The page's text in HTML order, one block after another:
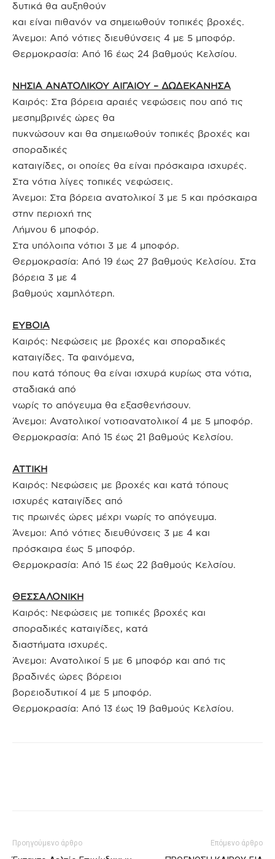
δυτικά θα αυξηθούν
και είναι πιθανόν να σημειωθούν τοπικές βροχές.
Άνεμοι: Από νότιες διευθύνσεις 4 με 5 μποφόρ.
Θερμοκρασία: Από 16 έως 24 βαθμούς Κελσίου.
ΝΗΣΙΑ ΑΝΑΤΟΛΙΚΟΥ ΑΙΓΑΙΟΥ – ΔΩΔΕΚΑΝΗΣΑ
Καιρός: Στα βόρεια αραιές νεφώσεις που από τις
μεσημβρινές ώρες θα
πυκνώσουν και θα σημειωθούν τοπικές βροχές και
σποραδικές
καταιγίδες, οι οποίες θα είναι πρόσκαιρα ισχυρές.
Στα νότια λίγες τοπικές νεφώσεις.
Άνεμοι: Στα βόρεια ανατολικοί 3 με 5 και πρόσκαιρα
στην περιοχή της
Λήμνου 6 μποφόρ.
Στα υπόλοιπα νότιοι 3 με 4 μποφόρ.
Θερμοκρασία: Από 19 έως 27 βαθμούς Κελσίου. Στα
βόρεια 3 με 4
βαθμούς χαμηλότερη.
ΕΥΒΟΙΑ
Καιρός: Νεφώσεις με βροχές και σποραδικές
καταιγίδες. Τα φαινόμενα,
που κατά τόπους θα είναι ισχυρά κυρίως στα νότια,
σταδιακά από
νωρίς το απόγευμα θα εξασθενήσουν.
Άνεμοι: Ανατολικοί νοτιοανατολικοί 4 με 5 μποφόρ.
Θερμοκρασία: Από 15 έως 21 βαθμούς Κελσίου.
ΑΤΤΙΚΗ
Καιρός: Νεφώσεις με βροχές και κατά τόπους
ισχυρές καταιγίδες από
τις πρωινές ώρες μέχρι νωρίς το απόγευμα.
Άνεμοι: Από νότιες διευθύνσεις 3 με 4 και
πρόσκαιρα έως 5 μποφόρ.
Θερμοκρασία: Από 15 έως 22 βαθμούς Κελσίου.
ΘΕΣΣΑΛΟΝΙΚΗ
Καιρός: Νεφώσεις με τοπικές βροχές και
σποραδικές καταιγίδες, κατά
διαστήματα ισχυρές.
Άνεμοι: Ανατολικοί 5 με 6 μποφόρ και από τις
βραδινές ώρες βόρειοι
βορειοδυτικοί 4 με 5 μποφόρ.
Θερμοκρασία: Από 13 έως 19 βαθμούς Κελσίου.
Προηγούμενο άρθρο Επόμενο άρθρο